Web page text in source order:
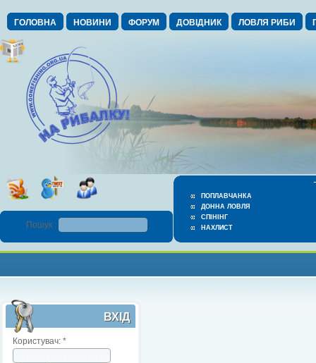
ГОЛОВНА НОВИНИ ФОРУМ ДОВІДНИК ЛОВЛЯ РИБИ
ПОПЛАВЧАНКА
ДОННА ЛОВЛЯ
СПІНІНГ
НАХЛИСТ
Пошук :
ВХІД
Користувач: *